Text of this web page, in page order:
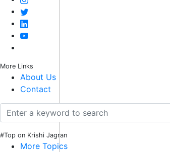
More Links
About Us
Contact
#Top on Krishi Jagran
More Topics